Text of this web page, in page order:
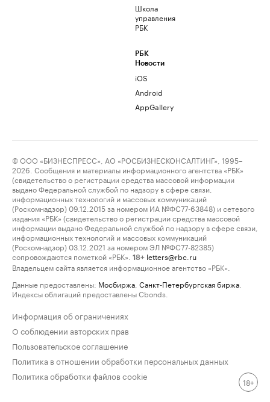
Школа
управления
РБК
РБК
Новости
iOS
Android
AppGallery
© ООО «БИЗНЕСПРЕСС», АО «РОСБИЗНЕСКОНСАЛТИНГ», 1995–
2026. Сообщения и материалы информационного агентства «РБК»
(свидетельство о регистрации средства массовой информации
выдано Федеральной службой по надзору в сфере связи,
информационных технологий и массовых коммуникаций
(Роскомнадзор) 09.12.2015 за номером ИА №ФС77-63848) и сетевого
издания «РБК» (свидетельство о регистрации средства массовой
информации выдано Федеральной службой по надзору в сфере связи,
информационных технологий и массовых коммуникаций
(Роскомнадзор) 03.12.2021 за номером ЭЛ №ФС77-82385)
сопровождаются пометкой «РБК».
18+ letters@rbc.ru
Владельцем сайта является информационное агентство «РБК».
Данные предоставлены: Мосбиржа Санкт-Петербургская биржа
Индексы облигаций предоставлены Cbonds.
Информация об ограничениях
О соблюдении авторских прав
Пользовательское соглашение
Политика в отношении обработки персональных данных
Политика обработки файлов cookie
18+